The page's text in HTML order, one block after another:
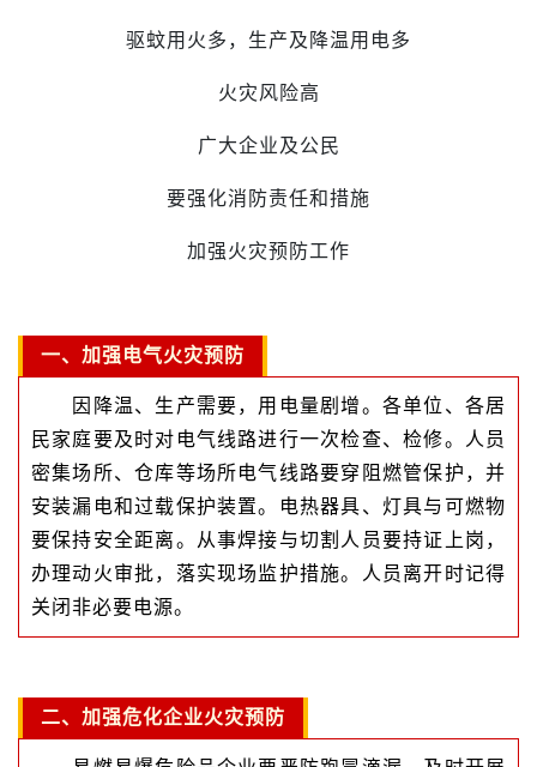
驱蚊用火多，生产及降温用电多
火灾风险高
广大企业及公民
要强化消防责任和措施
加强火灾预防工作
一、加强电气火灾预防
因降温、生产需要，用电量剧增。各单位、各居
民家庭要及时对电气线路进行一次检查、检修。人员
密集场所、仓库等场所电气线路要穿阻燃管保护，并
安装漏电和过载保护装置。电热器具、灯具与可燃物
要保持安全距离。从事焊接与切割人员要持证上岗，
办理动火审批，落实现场监护措施。人员离开时记得
关闭非必要电源。
二、加强危化企业火灾预防